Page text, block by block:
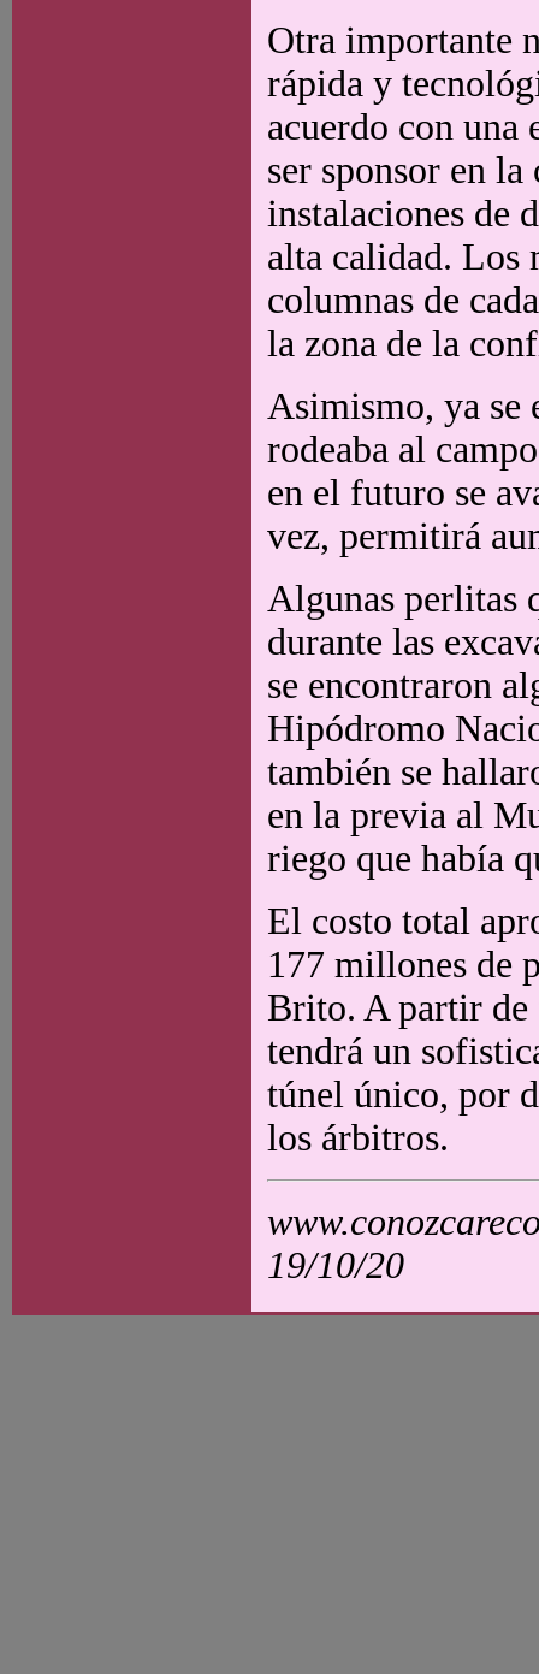
Otra importante
rápida y
acuerdo con una
ser sponsor en
instalaciones de
alta calidad. Los
columnas de
la zona de la
Asimismo, ya se
rodeaba al
en el futuro se
vez, permitirá
Algunas perlitas
durante las
se encontraron
Hipódromo
también se
en la previa al
riego que había
El costo total
177 millones de
Brito. A partir de
tendrá un
túnel único, por
los árbitros.
19/10/20